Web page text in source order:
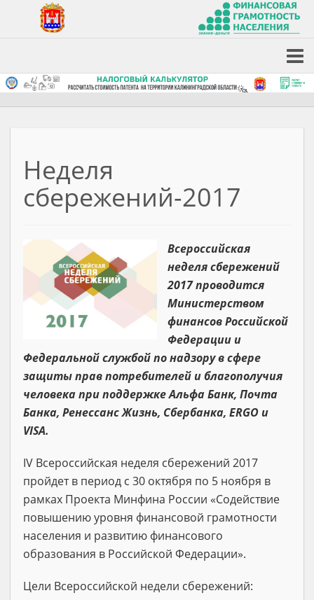
Неделя
сбережений-2017
Всероссийская
неделя сбережений
2017 проводится
Министерством
финансов Российской
Федерации и
Федеральной службой по надзору в сфере
защиты прав потребителей и благополучия
человека при поддержке Альфа Банк, Почта
Банка, Ренессанс Жизнь, Сбербанка, ERGO и
VISA.
IV Всероссийская неделя сбережений 2017
пройдет в период с 30 октября по 5 ноября в
рамках Проекта Минфина России «Содействие
повышению уровня финансовой грамотности
населения и развитию финансового
образования в Российской Федерации».
Цели Всероссийской недели сбережений: